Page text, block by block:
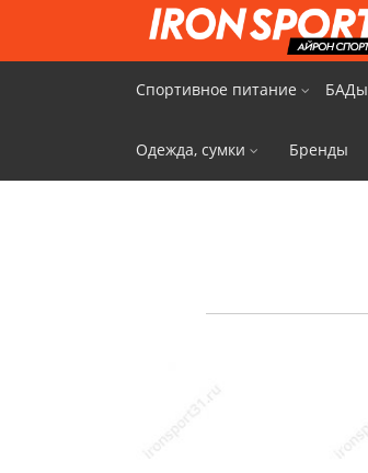
Спортивное питание БАДы
Одежда, сумки Бренды